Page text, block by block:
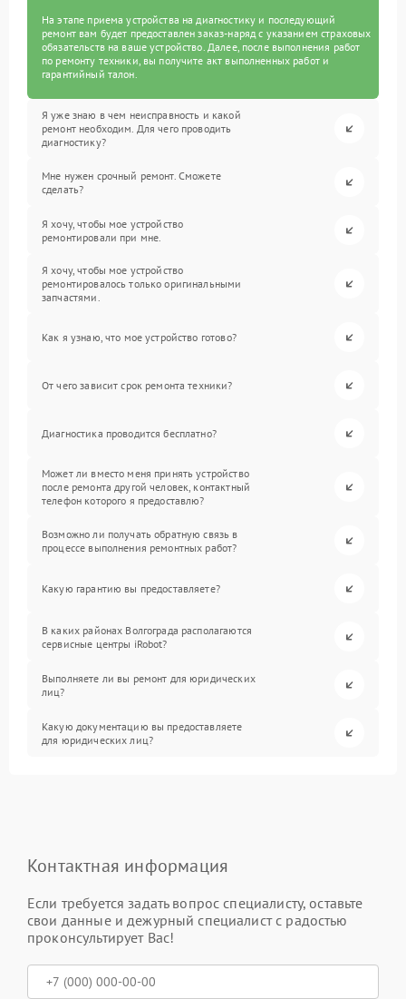
На этапе приема устройства на диагностику и последующий
ремонт вам будет предоставлен заказ-наряд с указанием страховых
обязательств на ваше устройство. Далее, после выполнения работ
по ремонту техники, вы получите акт выполненных работ и
гарантийный талон.
Я уже знаю в чем неисправность и какой
ремонт необходим. Для чего проводить
диагностику?
Мне нужен срочный ремонт. Сможете
сделать?
Я хочу, чтобы мое устройство
ремонтировали при мне.
Я хочу, чтобы мое устройство
ремонтировалось только оригинальными
запчастями.
Как я узнаю, что мое устройство готово?
От чего зависит срок ремонта техники?
Диагностика проводится бесплатно?
Может ли вместо меня принять устройство
после ремонта другой человек, контактный
телефон которого я предоставлю?
Возможно ли получать обратную связь в
процессе выполнения ремонтных работ?
Какую гарантию вы предоставляете?
В каких районах Волгограда располагаются
сервисные центры iRobot?
Выполняете ли вы ремонт для юридических
лиц?
Какую документацию вы предоставляете
для юридических лиц?
Контактная информация
Если требуется задать вопрос специалисту, оставьте
свои данные и дежурный специалист с радостью
проконсультирует Вас!